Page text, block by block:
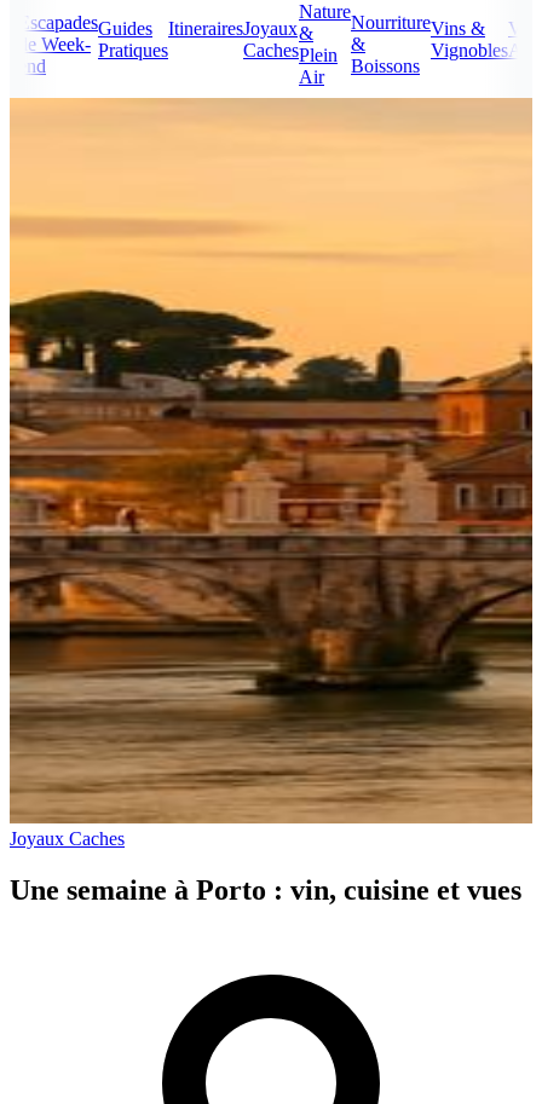
Escapades
de Week-
end
Guides
Pratiques
ItinerairesJoyaux
Caches
Nature
&
Plein
Air
Nourriture
&
Boissons
Vins &
Vignobles
Joyaux Caches
Une semaine à Porto : vin, cuisine et vues